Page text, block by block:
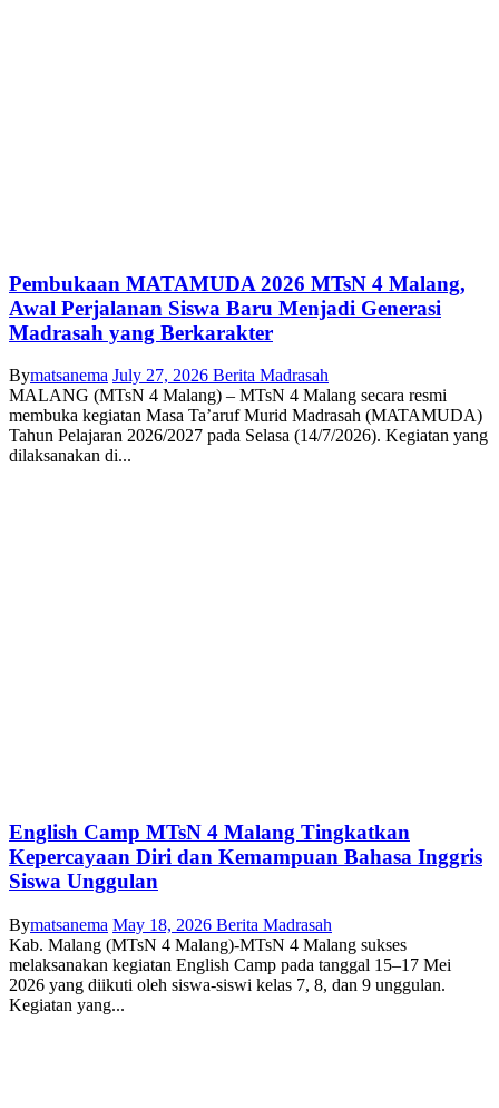
Pembukaan MATAMUDA 2026 MTsN 4 Malang,
Awal Perjalanan Siswa Baru Menjadi Generasi
Madrasah yang Berkarakter
Bymatsanema July 27, 2026 Berita Madrasah
MALANG (MTsN 4 Malang) – MTsN 4 Malang secara resmi
membuka kegiatan Masa Ta’aruf Murid Madrasah (MATAMUDA)
Tahun Pelajaran 2026/2027 pada Selasa (14/7/2026). Kegiatan yang
dilaksanakan di...
English Camp MTsN 4 Malang Tingkatkan
Kepercayaan Diri dan Kemampuan Bahasa Inggris
Siswa Unggulan
Bymatsanema May 18, 2026 Berita Madrasah
Kab. Malang (MTsN 4 Malang)-MTsN 4 Malang sukses
melaksanakan kegiatan English Camp pada tanggal 15–17 Mei
2026 yang diikuti oleh siswa-siswi kelas 7, 8, dan 9 unggulan.
Kegiatan yang...